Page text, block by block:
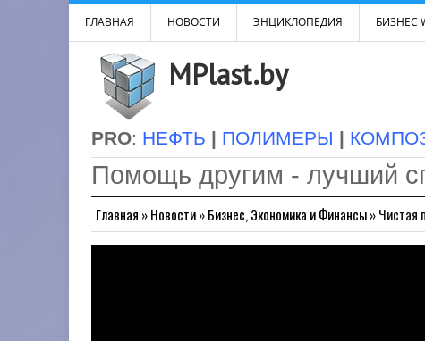
ГЛАВНАЯ НОВОСТИ ЭНЦИКЛОПЕДИЯ БИЗНЕС
MPlast.by
PRO: НЕФТЬ | ПОЛИМЕРЫ |
Помощь другим - лучший
Главная »Новости»Бизнес, Экономика и Финансы»Чистая